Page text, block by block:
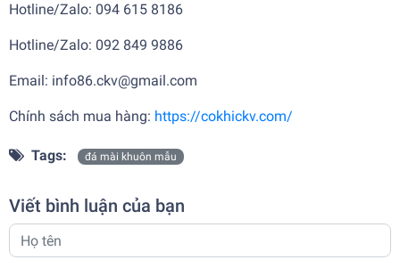
Hotline/Zalo: 094 615 8186
Hotline/Zalo: 092 849 9886
Email: info86.ckv@gmail.com
Chính sách mua hàng: https://cokhickv.com/
Tags: đá mài khuôn mẫu
Viết bình luận của bạn